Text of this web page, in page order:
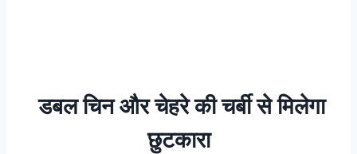
डबल चिन और चेहरे की चर्बी से मिलेगा
छुटकारा